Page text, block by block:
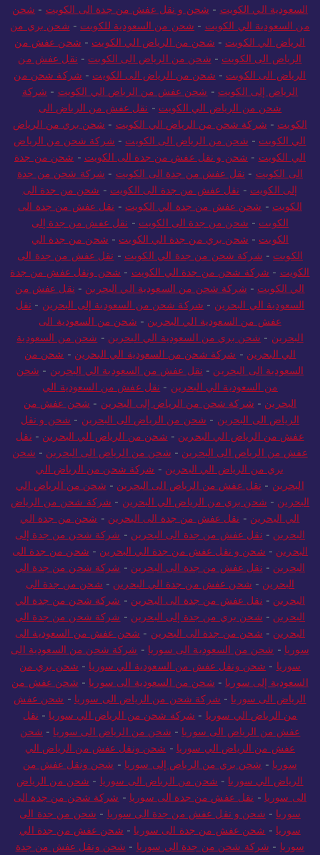
السعودية الي الكويت - شحن و نقل عفش من جدة الى الكويت - شحن
من السعودية الي الكويت - شحن من السعودية للكويت - شحن بري من
الرياض الي الكويت - شحن من الرياض الي الكويت - شحن عفش من
الرياض الى الكويت - شحن من الرياض الى الكويت - نقل عفش من
الرياض الى الكويت - شحن من الرياض الى الكويت - شركة شحن من
الرياض إلى الكويت - شحن عفش من الرياض الي الكويت - شركة
شحن من الرياض الي الكويت - نقل عفش من الرياض الى
الكويت - شركة شحن من الرياض الي الكويت - شحن بري من الرياض
الي الكويت - شحن من الرياض الى الكويت - شركة شحن من الرياض
الي الكويت - شحن و نقل عفش من جدة الى الكويت - شحن من جدة
الى الكويت - نقل عفش من جدة الى الكويت - شركة شحن من جدة
إلى الكويت - نقل عفش من جدة الى الكويت - شحن من جدة الى
الكويت - شحن عفش من جدة الي الكويت - نقل عفش من جدة الى
الكويت - شحن من جدة الى الكويت - نقل عفش من جدة إلى
الكويت - شحن بري من جدة الي الكويت - شحن من جدة الي
الكويت - شركة شحن من جدة الي الكويت - نقل عفش من جدة الى
الكويت - شركة شحن من جدة الي الكويت - شحن ونقل عفش من جدة
الي الكويت - شركة شحن من السعودية الي البحرين - نقل عفش من
السعودية الي البحرين - شركة شحن من السعودية إلى البحرين - نقل
عفش من السعودية الي البحرين - شحن من السعودية الى
البحرين - شحن بري من السعودية الي البحرين - شحن من السعودية
الي البحرين - شركة شحن من السعودية الي البحرين - شحن من
السعودية الى البحرين - نقل عفش من السعودية الي البحرين - شحن
من السعودية الي البحرين - نقل عفش من السعودية الي
البحرين - شركة شحن من الرياض إلى البحرين - شحن عفش من
الرياض الى البحرين - شحن من الرياض الى البحرين - شحن و نقل
عفش من الرياض الي البحرين - شحن من الرياض الي البحرين - نقل
عفش من الرياض الى البحرين - شحن من الرياض الى البحرين - شحن
بري من الرياض الي البحرين - شركة شحن من الرياض الي
البحرين - نقل عفش من الرياض الى البحرين - شحن من الرياض الي
البحرين - شحن بري من الرياض الي البحرين - شركة شحن من الرياض
الي البحرين - نقل عفش من جدة الى البحرين - شحن من جدة الي
البحرين - نقل عفش من جدة الى البحرين - شركة شحن من جدة إلى
البحرين - شحن و نقل عفش من جدة الي البحرين - شحن من جدة الى
البحرين - نقل عفش من جدة الى البحرين - شركة شحن من جدة الي
البحرين - شحن عفش من جدة الي البحرين - شحن من جدة الى
البحرين - نقل عفش من جدة الى البحرين - شركة شحن من جدة الي
البحرين - شحن بري من جدة إلى البحرين - شركة شحن من جدة الي
البحرين - شحن من جدة الى البحرين - شحن عفش من السعودية الى
سوريا - شحن من السعودية الى سوريا - شركة شحن من السعودية الى
سوريا - شحن ونقل عفش من السعودية الي سوريا - شحن بري من
السعودية إلى سوريا - شحن من السعودية الى سوريا - شحن عفش من
الرياض الى سوريا - شركة شحن من الرياض الى سوريا - شحن عفش
من الرياض الي سوريا - شركة شحن من الرياض الي سوريا - نقل
عفش من الرياض الى سوريا - شحن من الرياض الى سوريا - شحن
عفش من الرياض الي سوريا - شحن ونقل عفش من الرياض الي
سوريا - شحن بري من الرياض إلى سوريا - شحن ونقل عفش من
الرياض الي سوريا - شحن من الرياض الى سوريا - شحن من الرياض
الى سوريا - نقل عفش من جدة الى سوريا - شركة شحن من جدة الى
سوريا - شحن و نقل عفش من جدة الى سوريا - شحن من جدة الى
سوريا - شحن عفش من جدة الى سوريا - شحن عفش من جدة الي
سوريا - شركة شحن من جدة الي سوريا - شحن ونقل عفش من جدة